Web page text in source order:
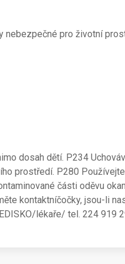
nebezpečné pro životní
dosah dětí. P234
prostředí. P280
části oděvu
kontaktníčočky, jsou-li
lékaře/ tel. 224 919